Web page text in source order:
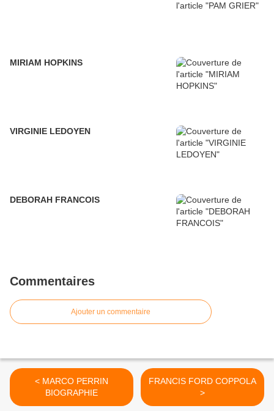
MIRIAM HOPKINS
VIRGINIE LEDOYEN
DEBORAH FRANCOIS
Commentaires
Ajouter un commentaire
< MARCO PERRIN
BIOGRAPHIE
FRANCIS FORD COPPOLA
>